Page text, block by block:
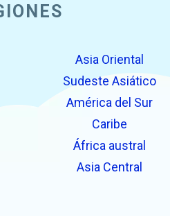
Asia Oriental
Sudeste Asiático
América del Sur
Caribe
África austral
Asia Central